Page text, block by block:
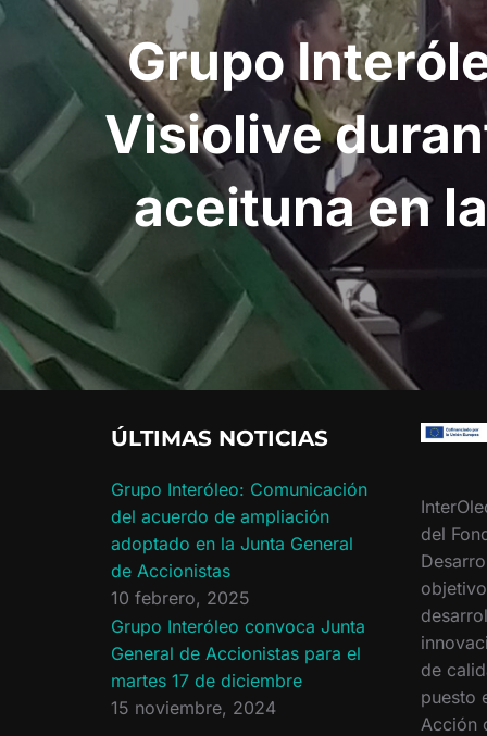
Grupo
Visiolive
aceituna en
ÚLTIMAS NOTICIAS
Grupo Interóleo: Comunicación
del acuerdo de ampliación
adoptado en la Junta General
de Accionistas
10 febrero, 2025
Grupo Interóleo convoca Junta
General de Accionistas para el
martes 17 de diciembre
15 noviembre, 2024
del
de
puesto
Acción